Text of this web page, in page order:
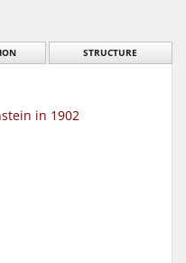
STRUCTURE
in 1902